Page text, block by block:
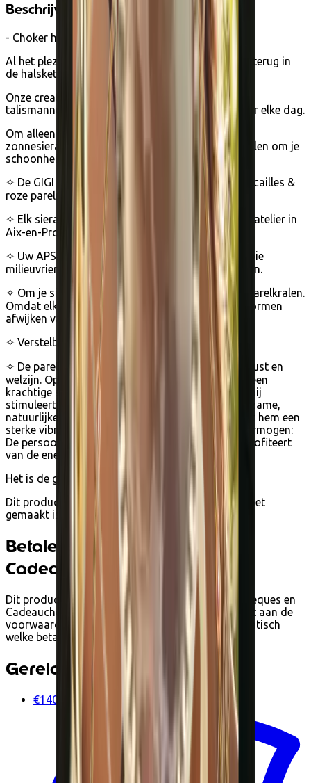
Beschrijving
- Choker halsketting -
Al het plezier van het dragen van sieraden vind je terug in
de halskettingen van APSARA.
Onze creaties zijn geïnspireerd door reizen en zijn
talismannen, echte sprankelende metgezellen voor elke dag.
Om alleen te dragen of in een combinatie, onze
zonnesieraden wachten erop om om je nek te krullen om je
schoonheid te verlichten en te sublimeren.
✧ De GIGI choker is een snoer van fijne gouden rocailles &
roze parelmoerkralen.
✧ Elk sieraad wordt met de hand gemaakt in ons atelier in
Aix-en-Provence.
✧ Uw APSARA sieraad wordt geleverd in een mooie
milieuvriendelijke doos, ideaal om cadeau te geven.
✧ Om je sieraad te maken, gebruik ik natuurlijke parelkralen.
Omdat elke parel uniek is, kunnen de kleuren en vormen
afwijken van de foto's op deze site.
✧ Verstelbare lengte 31 tot 37 cm
✧ De parel is zacht, teder en vrouwelijk. Ze geeft rust en
welzijn. Op spiritueel en energetisch niveau is het een
krachtige steen van intuïtie en ruimdenkendheid: hij
stimuleert de verbeelding en creativiteit. Zijn langzame,
natuurlijke productie in een aquatisch milieu geeft hem een
sterke vibratiekracht en een krachtig zuiverend vermogen:
De persoon die een parelmoeren object draagt, profiteert
van de energie van water.
Het is de geboortesteen voor de maand juni.
Dit product is betaalbaar in
eco-bonnen
omdat het
gemaakt is van
gerecycled goud.
Betalen met Ecocheques en
Cadeaucheques
Dit product kan je bij Ecoshop betalen met Ecocheques en
Cadeaucheques van Edenred wanneer het voldoet aan de
voorwaarden. Tijdens het afrekenen zie je automatisch
welke betaalopties beschikbaar zijn.
Gerelateerde producten
€140.00